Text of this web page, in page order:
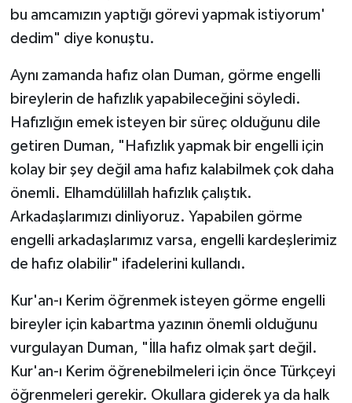
bu amcamızın yaptığı görevi yapmak istiyorum'
dedim" diye konuştu.
Aynı zamanda hafız olan Duman, görme engelli
bireylerin de hafızlık yapabileceğini söyledi.
Hafızlığın emek isteyen bir süreç olduğunu dile
getiren Duman, "Hafızlık yapmak bir engelli için
kolay bir şey değil ama hafız kalabilmek çok daha
önemli. Elhamdülillah hafızlık çalıştık.
Arkadaşlarımızı dinliyoruz. Yapabilen görme
engelli arkadaşlarımız varsa, engelli kardeşlerimiz
de hafız olabilir" ifadelerini kullandı.
Kur'an-ı Kerim öğrenmek isteyen görme engelli
bireyler için kabartma yazının önemli olduğunu
vurgulayan Duman, "İlla hafız olmak şart değil.
Kur'an-ı Kerim öğrenebilmeleri için önce Türkçeyi
öğrenmeleri gerekir. Okullara giderek ya da halk